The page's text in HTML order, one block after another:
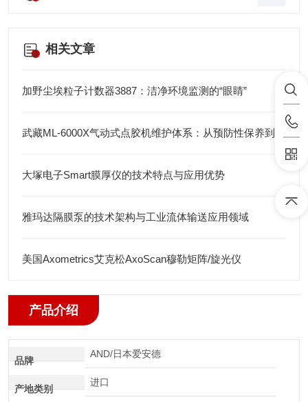
相关文章
加野尘埃粒子计数器3887：洁净环境监测的“眼睛”
大塚电子Smart膜厚仪的技术特点与应用优势
雅玛达隔膜泵的技术架构与工业流体输送应用领域
美国Axometrics艾克松AxoScan穆勒矩阵/旋光仪
产品介绍
品牌
AND/日本爱安德
产地类别
进口